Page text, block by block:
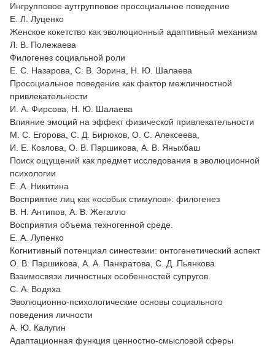
Ингрупповое аутгрупповое просоциальное поведение
Е. Л. Луценко
Женское кокетство как эволюционный адаптивный механизм
Л. В. Полежаева
Филогенез социальной роли
Е. С. Назарова, С. В. Зорина, Н. Ю. Шалаева
Просоциальное поведение как фактор межличностной
привлекательности
И. А. Фирсова, Н. Ю. Шалаева
Влияние эмоций на эффект физической привлекательности
М. С. Егорова, С. Д. Бирюков, О. С. Алексеева,
И. Е. Козлова, О. В. Паршикова, А. В. Яныхбаш
Поиск ощущений как предмет исследования в эволюционной
психологии
Е. А. Никитина
Восприятие лиц как «особых стимулов»: филогенез
В. Н. Антипов, А. В. Жегалло
Восприятия объема техногенной среде.
Е. А. Лупенко
Когнитивный потенциал синестезии: онтогенетический аспект
О. В. Паршикова, А. А. Панкратова, С. Д. Пьянкова
Взаимосвязи личностных особенностей супругов.
С. А. Водяха
Эволюционно-психологические основы социального
поведения личности
А. Ю. Калугин
Адаптационная функция ценностно-смысловой сферы